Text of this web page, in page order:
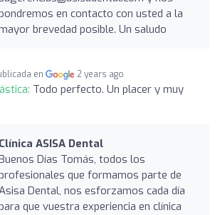
en contacto con usted a la
brevedad posible. Un saludo
en 2 years ago
Todo perfecto. Un placer y muy
Clínica ASISA Dental
Días Tomás, todos los
que formamos parte de
Dental, nos esforzamos cada día
que vuestra experiencia en clínica